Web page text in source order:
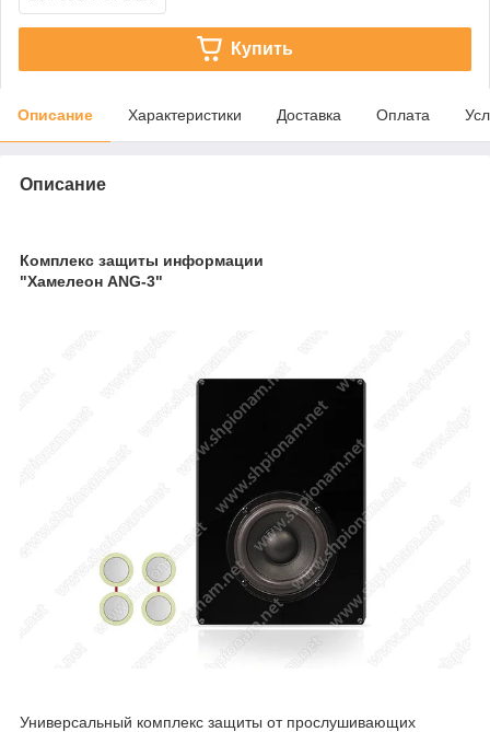
Купить
Описание Характеристики Доставка Оплата
Описание
Комплекс защиты информации
"Хамелеон ANG-3"
Универсальный комплекс защиты от прослушивающих